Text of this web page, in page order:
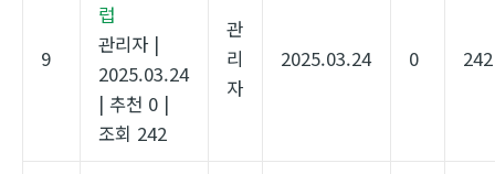
9
럽
관리자 |
2025.03.24
| 추천 0 |
조회 242
관
리
자
2025.03.24 0 242